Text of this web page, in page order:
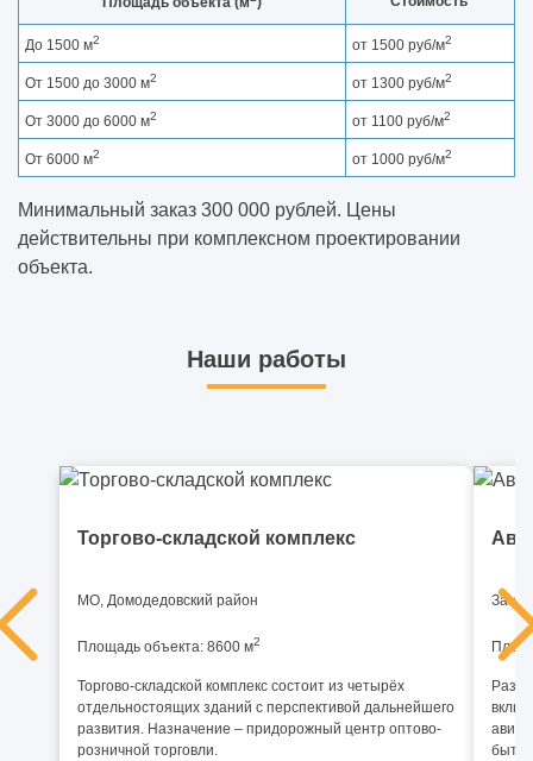
До 1500 м2 от 1500 руб/м2
От 1500 до 3000 м2 от 1300 руб/м2
От 3000 до 6000 м2 от 1100 руб/м2
От 6000 м2 от 1000 руб/м2
Минимальный заказ 300 000 рублей. Цены
действительны при комплексном проектировании
объекта.
Наши работы
Торгово-складской комплекс
МО, Домодедовский район
Площадь объекта: 8600 м2
Торгово-складской комплекс состоит из четырёх
отдельностоящих зданий с перспективой дальнейшего
развития. Назначение – придорожный центр оптово-
розничной торговли.